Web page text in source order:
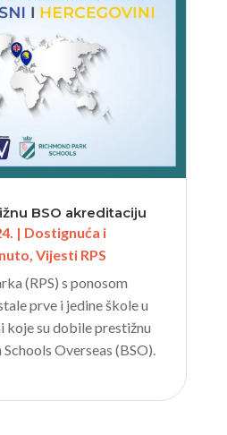
BSO akreditaciju
| Dostignuća i
, Vijesti RPS
(RPS) s ponosom
prve i jedine škole u
koje su dobile prestižnu
Overseas (BSO).